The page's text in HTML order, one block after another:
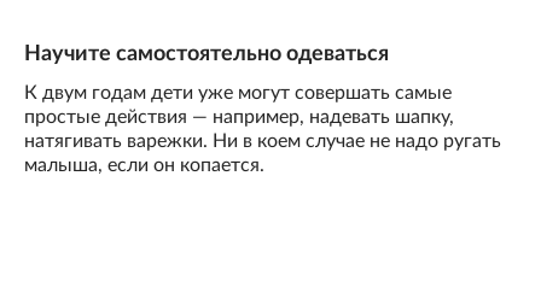
Научите самостоятельно одеваться
К двум годам дети уже могут совершать самые
простые действия — например, надевать шапку,
натягивать варежки. Ни в коем случае не надо ругать
малыша, если он копается.